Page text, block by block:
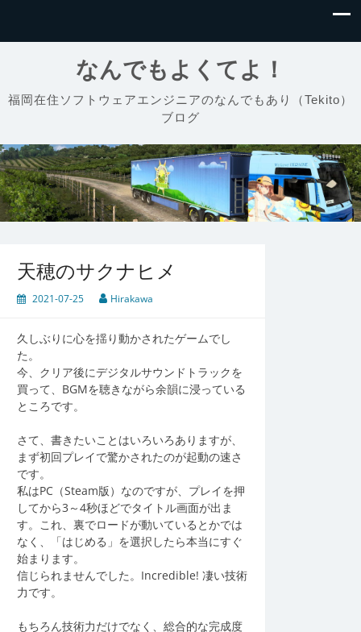
なんでもよくてよ！
福岡在住ソフトウェアエンジニアのなんでもあり（Tekito）
ブログ
天穂のサクナヒメ
2021-07-25 Hirakawa
久しぶりに心を揺り動かされたゲームでし
た。
今、クリア後にデジタルサウンドトラックを
買って、BGMを聴きながら余韻に浸っている
ところです。
さて、書きたいことはいろいろありますが、
まず初回プレイで驚かされたのが起動の速さ
です。
私はPC（Steam版）なのですが、プレイを押
してから3～4秒ほどでタイトル画面が出ま
す。これ、裏でロードが動いているとかでは
なく、「はじめる」を選択したら本当にすぐ
始まります。
信じられませんでした。Incredible! 凄い技術
力です。
もちろん技術力だけでなく、総合的な完成度